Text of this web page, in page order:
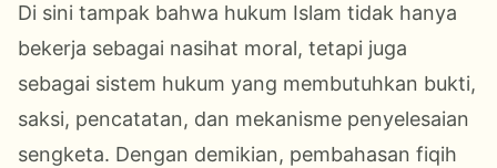
Di sini tampak bahwa hukum Islam tidak hanya
bekerja sebagai nasihat moral, tetapi juga
sebagai sistem hukum yang membutuhkan bukti,
saksi, pencatatan, dan mekanisme penyelesaian
sengketa. Dengan demikian, pembahasan fiqih